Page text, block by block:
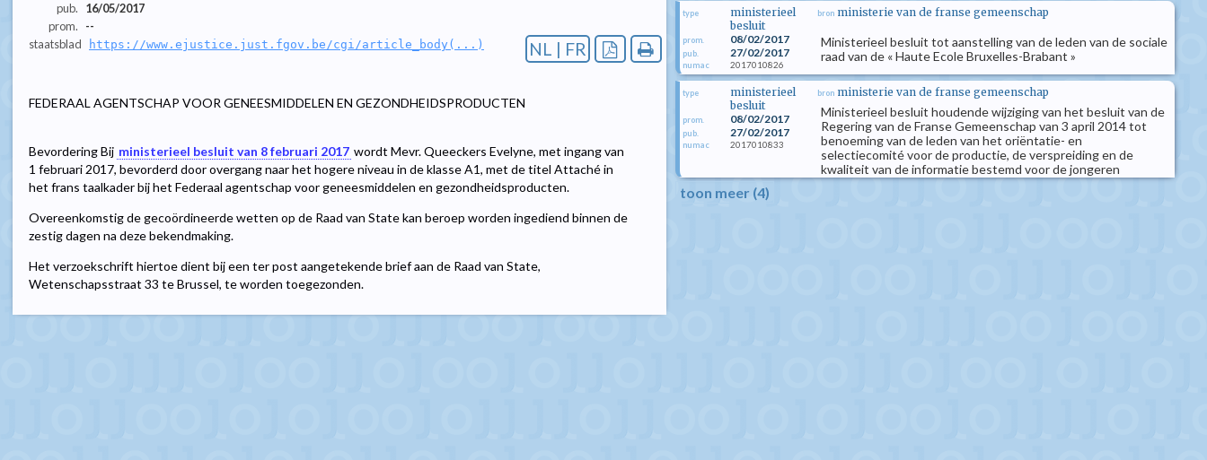
pub.
16/05/2017
prom.
--
staatsblad
https://www.ejustice.just.fgov.be/cgi/article_body(...) NL | FR
FEDERAAL AGENTSCHAP VOOR GENEESMIDDELEN EN GEZONDHEIDSPRODUCTEN
Bevordering Bij ministerieel besluit van 8 februari 2017 wordt Mevr. Queeckers Evelyne, met ingang van
1 februari 2017, bevorderd door overgang naar het hogere niveau in de klasse A1, met de titel Attaché in
het frans taalkader bij het Federaal agentschap voor geneesmiddelen en gezondheidsproducten.
Overeenkomstig de gecoördineerde wetten op de Raad van State kan beroep worden ingediend binnen de
zestig dagen na deze bekendmaking.
Het verzoekschrift hiertoe dient bij een ter post aangetekende brief aan de Raad van State,
Wetenschapsstraat 33 te Brussel, te worden toegezonden.
type
ministerieel
besluit
prom. 08/02/2017
pub. 27/02/2017
numac 2017010826
bron ministerie van de franse gemeenschap
Ministerieel besluit tot aanstelling van de leden van de sociale
raad van de « Haute Ecole Bruxelles-Brabant »
type
ministerieel
besluit
prom. 08/02/2017
pub. 27/02/2017
numac 2017010833
bron ministerie van de franse gemeenschap
Ministerieel besluit houdende wijziging van het besluit van de
Regering van de Franse Gemeenschap van 3 april 2014 tot
benoeming van de leden van het oriëntatie- en
selectiecomité voor de productie, de verspreiding en de
kwaliteit van de informatie bestemd voor de jongeren
toon meer (4)